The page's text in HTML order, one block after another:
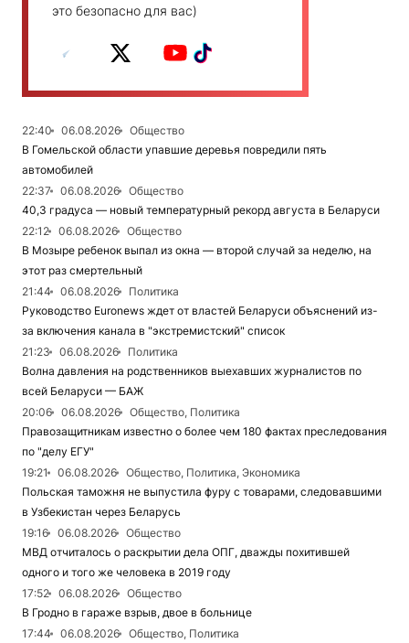
это безопасно для вас)
22:40 06.08.2026
Общество
В Гомельской области упавшие деревья повредили пять
автомобилей
22:37
06.08.2026
Общество
40,3 градуса — новый температурный рекорд августа в Беларуси
22:12
06.08.2026
Общество
В Мозыре ребенок выпал из окна — второй случай за неделю, на
этот раз смертельный
21:44
06.08.2026
Политика
Руководство Euronews ждет от властей Беларуси объяснений из-
за включения канала в "экстремистский" список
21:23
06.08.2026
Политика
Волна давления на родственников выехавших журналистов по
всей Беларуси — БАЖ
20:06
06.08.2026
Общество, Политика
Правозащитникам известно о более чем 180 фактах преследования
по "делу ЕГУ"
19:21
06.08.2026
Общество, Политика, Экономика
Польская таможня не выпустила фуру с товарами, следовавшими
в Узбекистан через Беларусь
19:16
06.08.2026
Общество
МВД отчиталось о раскрытии дела ОПГ, дважды похитившей
одного и того же человека в 2019 году
17:52
06.08.2026
Общество
В Гродно в гараже взрыв, двое в больнице
17:44
06.08.2026
Общество, Политика